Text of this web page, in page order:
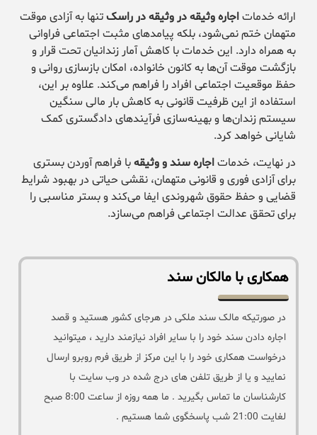
ارائه خدماتاجاره وثیقه در وثیقه در راسکتنها به آزادی موقت
متهمان ختم نمی‌شود، بلکه پیامدهای مثبت اجتماعی فراوانی
به همراه دارد. این خدمات با کاهش آمار زندانیان تحت قرار و
بازگشت موقت آن‌ها به کانون خانواده، امکان بازسازی روانی و
حفظ موقعیت اجتماعی افراد را فراهم می‌کند. علاوه بر این،
استفاده از این ظرفیت قانونی به کاهش بار مالی سنگین
سیستم زندان‌ها و بهینه‌سازی فرآیندهای دادگستری کمک
شایانی خواهد کرد.
در نهایت، خدماتاجاره سند و وثیقهبا فراهم آوردن بستری
برای آزادی فوری و قانونی متهمان، نقشی حیاتی در بهبود شرایط
قضایی و حفظ حقوق شهروندی ایفا می‌کند و بستر مناسبی را
برای تحقق عدالت اجتماعی فراهم می‌سازد.
همکاری با مالکان سند
در صورتیکه مالک سند ملکی در هرجای کشور هستید و قصد
اجاره دادن سند خود را با سایر افراد نیازمند دارید ، میتوانید
درخواست همکاری خود را با این مرکز از طریق فرم روبرو ارسال
نمایید و یا از طریق تلفن های درج شده در وب سایت با
کارشناسان ما تماس بگیرید . ما همه روزه از ساعت 8:00 صبح
لغایت 21:00 شب پاسخگوی شما هستیم .